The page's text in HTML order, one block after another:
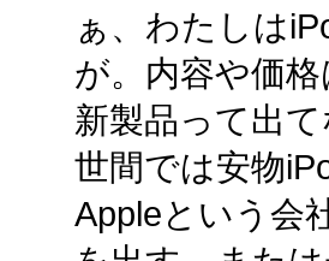
ぁ、わたしは
が。内容や価
新製品って出
世間では安物
Appleという会